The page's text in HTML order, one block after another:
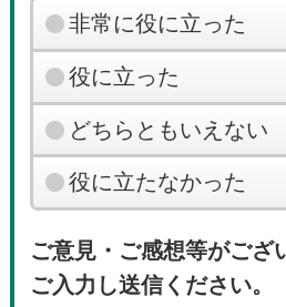
非常に役に立った
役に立った
どちらともいえない
役に立たなかった
ご意見・ご感想等がござ
ご入力し送信ください。